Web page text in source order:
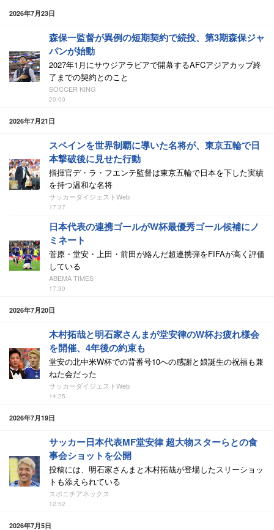
2026年7月23日
森保一監督が異例の短期契約で続投、第3期森保ジャ
パンが始動
2027年1月にサウジアラビアで開幕するAFCアジアカップ終
了までの契約とのこと
SOCCER KING
20:00
2026年7月21日
スペインを世界制覇に導いた名将が、東京五輪で日
本撃破後に見せた行動
指揮官デ・ラ・フエンテ監督は東京五輪で日本を下した実績
を持つ温和な名将
サッカーダイジェストWeb
17:37
日本代表の連携ゴールがW杯最優秀ゴール候補にノ
ミネート
菅原・堂安・上田・前田が絡んだ超連携弾をFIFAが高く評価
している
ABEMA TIMES
17:30
2026年7月20日
木村拓哉と明石家さんまが堂安律のW杯お疲れ様会
を開催、4年後の約束も
堂安の北中米W杯での背番号10への感謝と娘誕生の祝福も兼
ねた会だった
サッカーダイジェストWeb
14:25
2026年7月19日
サッカー日本代表MF堂安律 超大物スターらとの食
事会ショットを公開
投稿には、明石家さんまと木村拓哉が登場したスリーショッ
トも添えられている
スポニチアネックス
12:52
2026年7月5日